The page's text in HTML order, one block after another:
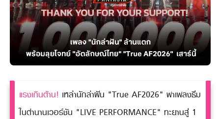
แรงเกินต้าน! เหล่านักล่าฝัน "True AF2026" พาเพลงธีม
ในตำนานเวอร์ชัน "LIVE PERFORMANCE" ทะยานสู่ 1